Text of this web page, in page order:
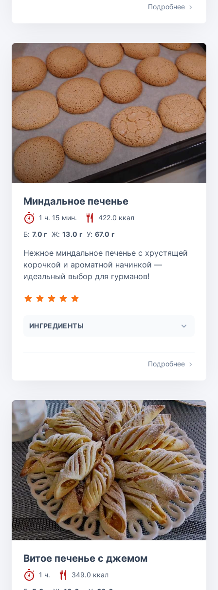
Подробнее
Миндальное печенье
1 ч. 15 мин.
422.0 ккал
Б:7.0 г Ж: 13.0 г У:67.0 г
Нежное миндальное печенье с хрустящей
корочкой и ароматной начинкой —
идеальный выбор для гурманов!
ИНГРЕДИЕНТЫ
Подробнее
Витое печенье с джемом
1 ч.
349.0 ккал